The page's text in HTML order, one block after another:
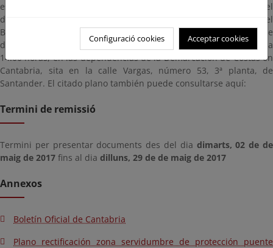
estime oportunas durante el plazo de un mes (contado a partir del
día siguiente al de la publicación del presente anuncio en el
Boletín Oficial de Cantabria), se informa que el plano de
delimitación provisional podrá consultarse, en horario de 09:00 a
14:00 horas, en las dependencias de la Demarcación de Costas en
Cantabria, sita en la calle Vargas, número 53, 3ª planta, de
Santander. El citado plano también puede consultarse aquí:
Termini de remissió
Termini per presentar documents des del dia dimarts, 02 de de
maig de 2017 fins al dia dilluns, 29 de de maig de 2017
Annexos
Boletín Oficial de Cantabria
Plano rectificación zona servidumbre de protección puente
Configuració cookies Acceptar cookies